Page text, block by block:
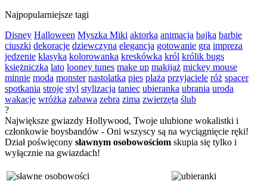
Najpopularniejsze tagi
Disney Halloween Myszka Miki aktorka animacja bajka barbie
ciuszki dekoracje dziewczyna elegancja gotowanie gra impreza
jedzenie klasyka kolorowanka kreskówka król królik bugs
księżniczka lato looney tunes make up makijaż mickey mouse
minnie moda monster nastolatka pies plaża przyjaciele róż spacer
spotkania stroje styl stylizacja taniec ubieranka ubrania uroda
wakacje wróżka zabawa zebra zima zwierzęta ślub
?
Największe gwiazdy Hollywood, Twoje ulubione wokalistki i
członkowie boysbandów - Oni wszyscy są na wyciągnięcie ręki!
Dział poświęcony sławnym osobowościom skupia się tylko i
wyłącznie na gwiazdach!